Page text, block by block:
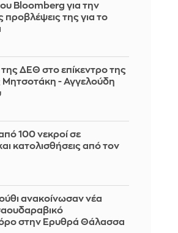
Bloomberg για την
προβλέψεις της για το
ΔΕΘ στο επίκεντρο της
Μητσοτάκη - Αγγελούδη
100 νεκροί σε
κατολισθήσεις από τον
ανακοίνωσαν νέα
στην Ερυθρά Θάλασσα